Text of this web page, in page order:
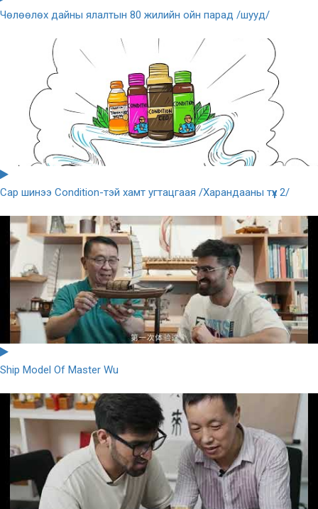
Чөлөөлөх дайны ялалтын 80 жилийн ойн парад /шууд/
Сар шинээ Condition-тэй хамт угтацгаая /Харандааны түүх 2/
Ship Model Of Master Wu